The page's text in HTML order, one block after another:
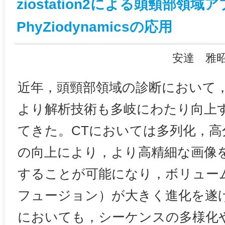
ziostation2による頭頸部領域ア
PhyZiodynamicsの応用
安達 雅
近年，頭頸部領域の診断において
より解析技術も多岐にわたり向上
てきた。CTにおいては多列化，
の向上により，より高精細な画像
することが可能になり，ボリュー
フュージョン）が大きく進化を遂
においても，シーケンスの多様化